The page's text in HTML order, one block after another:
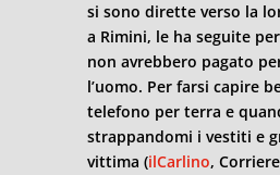
si sono dirette verso la
a Rimini, le ha seguite
non avrebbero pagato
l’uomo. Per farsi capire
telefono per terra e
strappandomi i vestiti e
vittima (ilCarlino,